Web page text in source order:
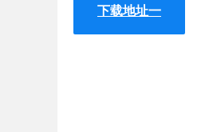
下载地址一